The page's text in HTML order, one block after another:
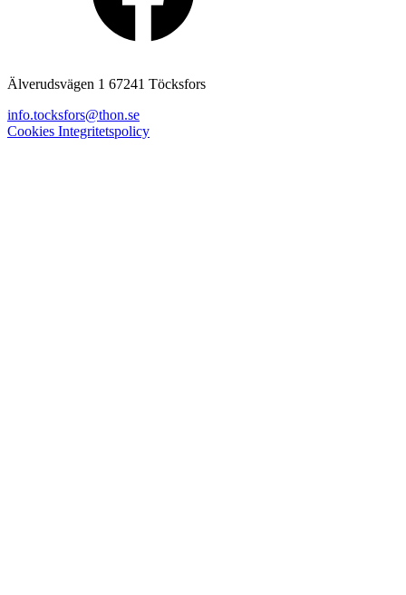
Älverudsvägen 1 67241 Töcksfors
info.tocksfors@thon.se
Cookies Integritetspolicy